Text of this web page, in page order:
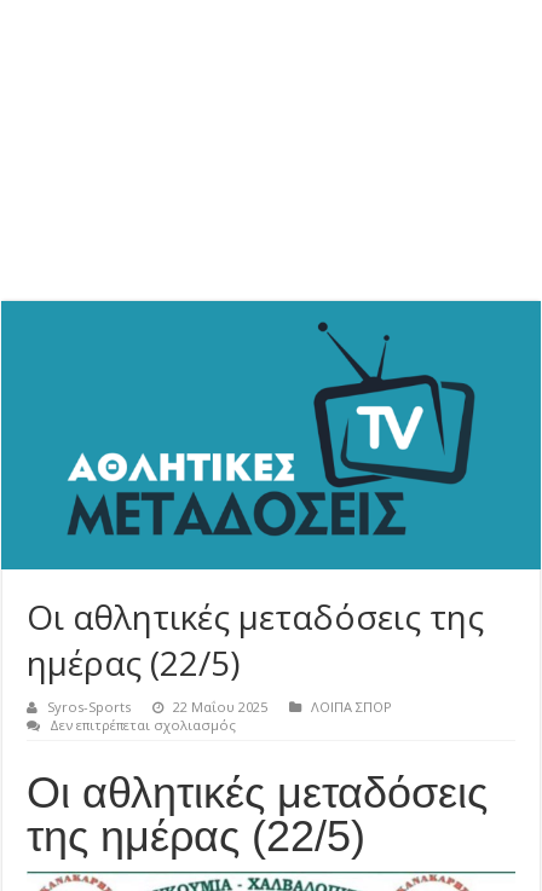
Οι αθλητικές μεταδόσεις της
ημέρας (22/5)
Syros-Sports 22 Μαΐου 2025
ΛΟΙΠΑ ΣΠΟΡ
Δεν επιτρέπεται σχολιασμόςστο
μεταδόσεις
της
ημέρας
(22/5)
Οι αθλητικές μεταδόσεις
της ημέρας (22/5)